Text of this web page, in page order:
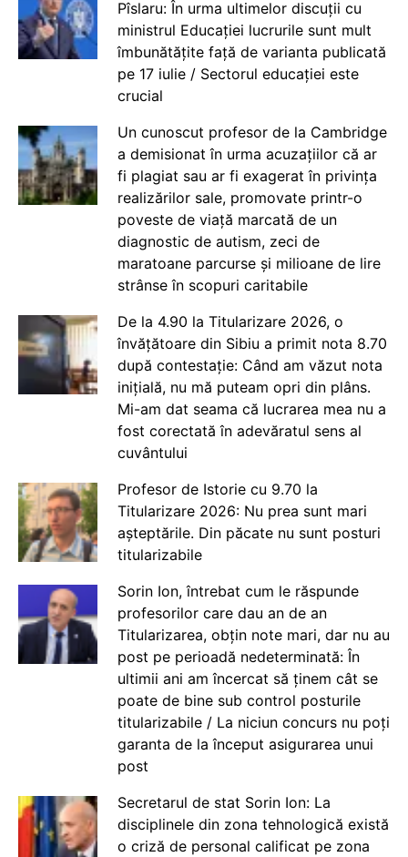
Pîslaru: În urma ultimelor discuții cu
ministrul Educației lucrurile sunt mult
îmbunătățite față de varianta publicată
pe 17 iulie / Sectorul educației este
crucial
Un cunoscut profesor de la Cambridge
a demisionat în urma acuzațiilor că ar
fi plagiat sau ar fi exagerat în privința
realizărilor sale, promovate printr-o
poveste de viață marcată de un
diagnostic de autism, zeci de
maratoane parcurse și milioane de lire
strânse în scopuri caritabile
De la 4.90 la Titularizare 2026, o
învățătoare din Sibiu a primit nota 8.70
după contestație: Când am văzut nota
inițială, nu mă puteam opri din plâns.
Mi-am dat seama că lucrarea mea nu a
fost corectată în adevăratul sens al
cuvântului
Profesor de Istorie cu 9.70 la
Titularizare 2026: Nu prea sunt mari
așteptările. Din păcate nu sunt posturi
titularizabile
Sorin Ion, întrebat cum le răspunde
profesorilor care dau an de an
Titularizarea, obțin note mari, dar nu au
post pe perioadă nedeterminată: În
ultimii ani am încercat să ținem cât se
poate de bine sub control posturile
titularizabile / La niciun concurs nu poți
garanta de la început asigurarea unui
post
Secretarul de stat Sorin Ion: La
disciplinele din zona tehnologică există
o criză de personal calificat pe zona